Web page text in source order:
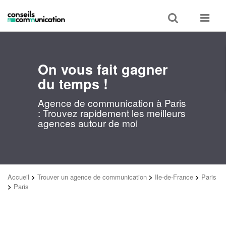
Toggle
search
Toggle
On vous fait gagner
du temps !
Agence de communication à Paris
: Trouvez rapidement les meilleurs
agences autour de moi
Accueil > Trouver un agence de communication > Ile-de-France > Paris
> Paris